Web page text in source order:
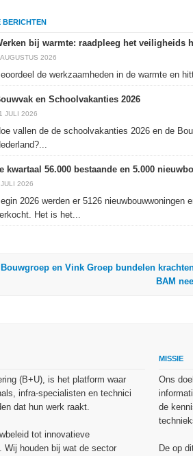
Twitter
(Wordt
een
venster
(Wordt
in
nieuw
geopend)
BERICHTEN
bij warmte: raadpleeg het veiligheids
2026
de werkzaamheden in de warmte en
en Schoolvakanties 2026
JULI 2026
vallen de de schoolvakanties 2026 en de
kwartaal 56.000 bestaande en 5.000
2026
2026 werden er 5126 nieuwbouwwoningen
Het is het...
en Vink Groep bundelen
BAM
(B+U), is het platform waar
infra-specialisten en technici
dat hun werk raakt.
tot innovatieve
Wij houden bij wat de sector
MISSIE
Ons
de
De op